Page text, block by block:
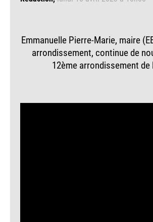
Emmanuelle Pierre-Marie, maire
arrondissement, continue de
12ème arrondissement de